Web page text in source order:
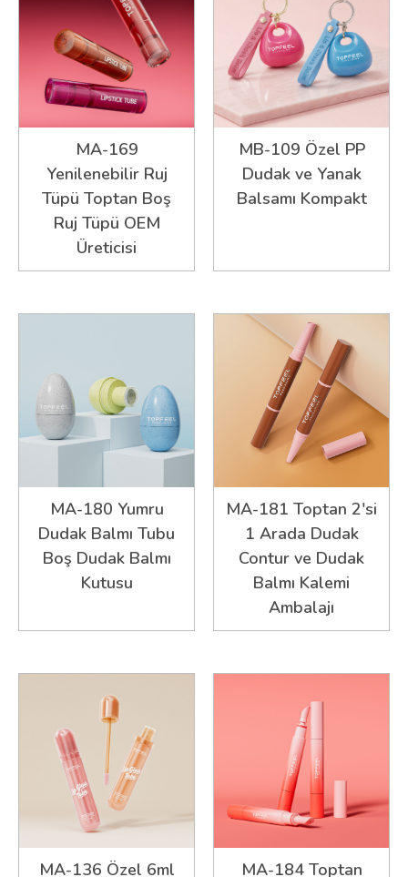
MA-169
Yenilenebilir Ruj
Tüpü Toptan Boş
Ruj Tüpü OEM
Üreticisi
MB-109 Özel PP
Dudak ve Yanak
Balsamı Kompakt
MA-180 Yumru
Dudak Balmı Tubu
Boş Dudak Balmı
Kutusu
MA-181 Toptan 2'si
1 Arada Dudak
Contur ve Dudak
Balmı Kalemi
Ambalajı
MA-136 Özel 6ml MA-184 Toptan